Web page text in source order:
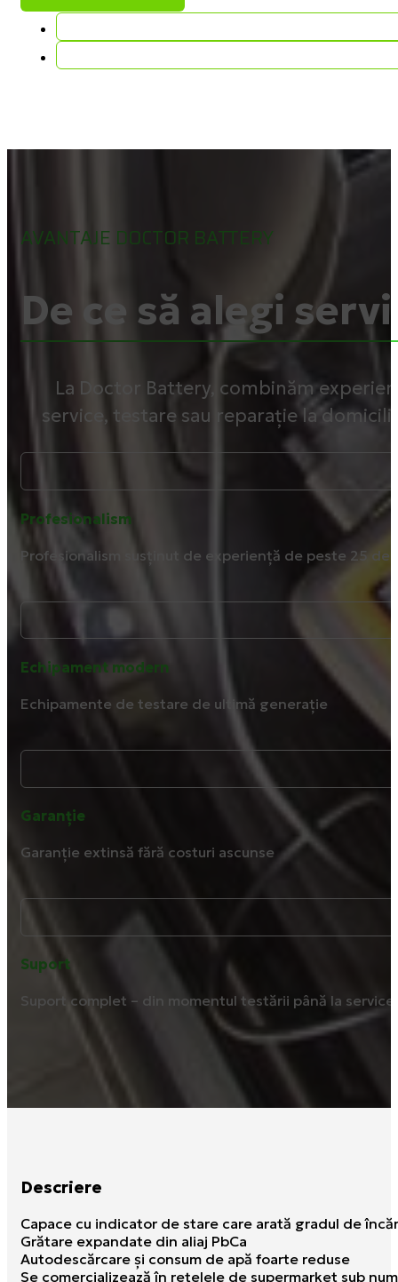
AVANTAJE DOCTOR BATTERY
De ce să alegi
La Doctor Battery, combinăm
service, testare sau reparație la
Profesionalism
Profesionalism susținut de experiență de peste 25 de
Echipament modern
Echipamente de testare de ultimă generație
Garanție
Garanție extinsă fără costuri ascunse
Suport
Suport complet – din momentul testării până la
Descriere
Capace cu indicator de stare care arată gradul de
Grătare expandate din aliaj PbCa
Autodescărcare şi consum de apă foarte reduse
Se comercializează în reţelele de supermarket sub